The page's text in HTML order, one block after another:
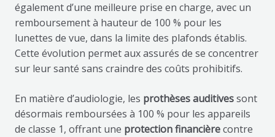
également d’une meilleure prise en charge, avec un
remboursement à hauteur de 100 % pour les
lunettes de vue, dans la limite des plafonds établis.
Cette évolution permet aux assurés de se concentrer
sur leur santé sans craindre des coûts prohibitifs.
En matière d’audiologie, les prothèses auditivessont
désormais remboursées à 100 % pour les appareils
de classe 1, offrant une protection financièrecontre